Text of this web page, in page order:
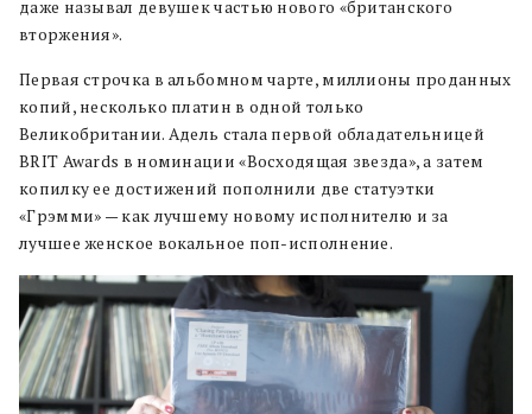
даже называл девушек частью нового «британского
вторжения».
Первая строчка в альбомном чарте, миллионы проданных
копий, несколько платин в одной только
Великобритании. Адель стала первой обладательницей
BRIT Awards в номинации «Восходящая звезда», а затем
копилку ее достижений пополнили две статуэтки
«Грэмми» — как лучшему новому исполнителю и за
лучшее женское вокальное поп-исполнение.